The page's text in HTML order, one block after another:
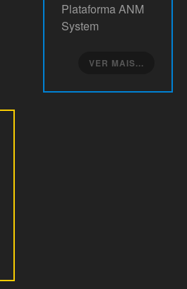
Plataforma ANM
System
VER MAIS...